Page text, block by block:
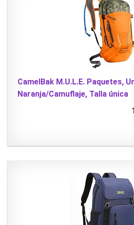
CamelBak M.U.L.E. Paquetes,
Naranja/Camuflaje, Talla única